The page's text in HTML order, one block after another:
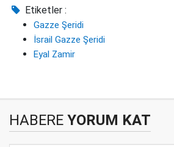
Etiketler :
Gazze Şeridi
İsrail Gazze Şeridi
Eyal Zamir
HABERE YORUM KAT